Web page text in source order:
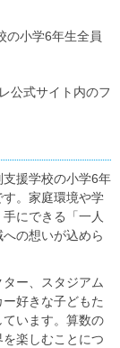
の小学6年生全員
公式サイト内のフ
援学校の小学6年
。家庭環境や学
にできる「一人
の想いが込めら
ー、スタジアム
好きな子どもた
います。算数の
楽しむことにつ